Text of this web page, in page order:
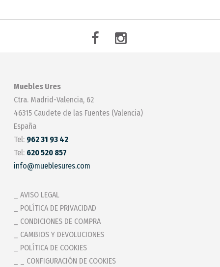
Muebles Ures
Ctra. Madrid-Valencia, 62
46315 Caudete de las Fuentes (Valencia)
España
Tel: 962 31 93 42
Tel: 620 520 857
info@mueblesures.com
AVISO LEGAL
POLÍTICA DE PRIVACIDAD
CONDICIONES DE COMPRA
CAMBIOS Y DEVOLUCIONES
POLÍTICA DE COOKIES
_ CONFIGURACIÓN DE COOKIES